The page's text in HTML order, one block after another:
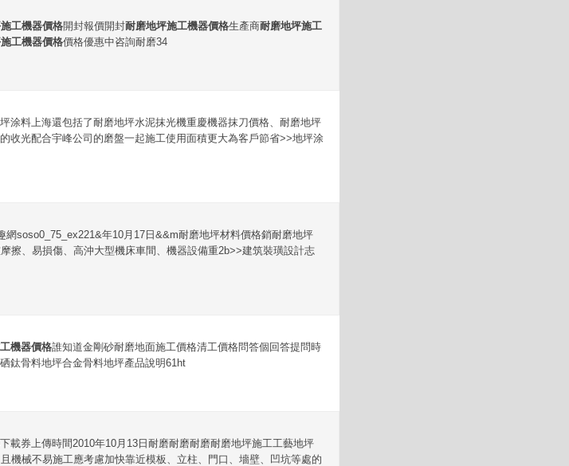
工機器價格開封報價開封耐磨地坪施工機器價格生產商耐磨地坪施工
工機器價格價格優惠中咨詢耐磨34
涂料上海還包括了耐磨地坪水泥抹光機重慶機器抹刀價格、耐磨地坪
收光配合宇峰公司的磨盤一起施工使用面積更大為客戶節省>>地坪涂
soso0_75_ex221&年10月17日&&m耐磨地坪材料價格銷耐磨地坪
擦、易損傷、高沖大型機床車間、機器設備重2b>>建筑裝璜設計志
機器價格誰知道金剛砂耐磨地面施工價格清工價格問答個回答提問時
鈦骨料地坪合金骨料地坪產品說明61ht
載券上傳時間2010年10月13日耐磨耐磨耐磨耐磨地坪施工工藝地坪
機械不易施工應考慮加快靠近模板、立柱、門口、墻壁、凹坑等處的